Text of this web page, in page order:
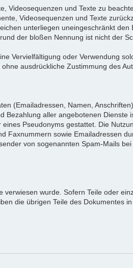
Videosequenzen und Texte zu
Videosequenzen und Texte
unterliegen uneingeschränkt den
der bloßen Nennung ist nicht der
Vervielfältigung oder Verwendung
ausdrückliche Zustimmung des
(Emailadressen, Namen,
Bezahlung aller angebotenen Dienste
Pseudonyms gestattet. Die
Faxnummern sowie Emailadressen
von sogenannten Spam-Mails
wurde. Sofern Teile oder
die übrigen Teile des Dokumentes